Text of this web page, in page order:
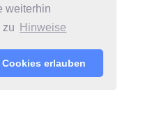
weiterhin
zu
Hinweise
Cookies erlauben